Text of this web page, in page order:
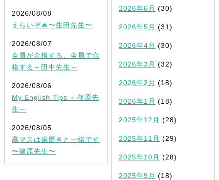
2026/08/08
えらいぞ🔥〜生田先生〜
2026/08/07
全員が合格する、全員で合
格する～田中先生～
2026/08/06
My English Tips ～荏原先
生～
2026/08/05
高マスは歯磨きと一緒です
〜篠原先生〜
2026年6月 (30)
2026年5月 (31)
2026年4月 (30)
2026年3月 (32)
2026年2月 (18)
2026年1月 (18)
2025年12月 (28)
2025年11月 (29)
2025年10月 (28)
2025年9月 (18)